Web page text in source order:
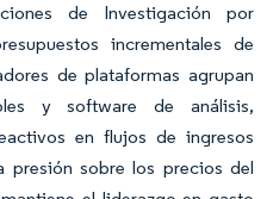
de Investigación por
incrementales de
de plataformas agrupan
y software de análisis,
en flujos de ingresos
presión sobre los precios del